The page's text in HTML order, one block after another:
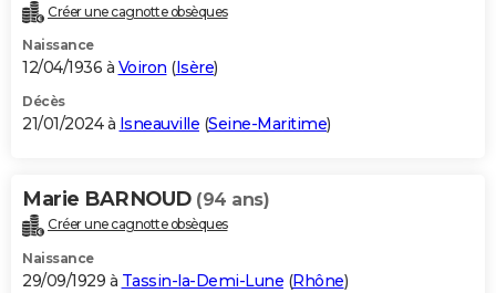
Créer une cagnotte obsèques
Naissance
12/04/1936 à Voiron (Isère)
Décès
21/01/2024 à Isneauville (Seine-Maritime)
Marie BARNOUD (94 ans)
Créer une cagnotte obsèques
Naissance
29/09/1929 à Tassin-la-Demi-Lune (Rhône)